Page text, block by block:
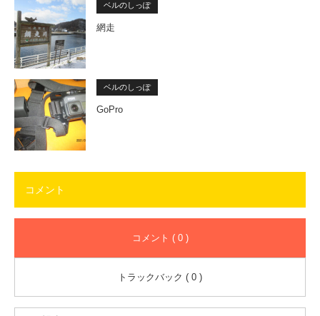
ベルのしっぽ
網走
ベルのしっぽ
GoPro
コメント
コメント ( 0 )
トラックバック ( 0 )